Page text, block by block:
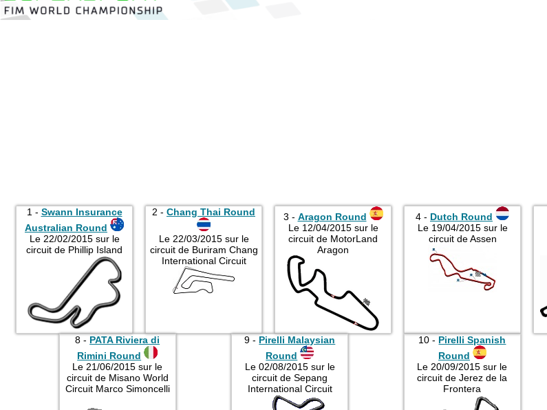
1 - Swann Insurance
Australian Round
Le 22/02/2015 sur le
circuit de Phillip Island
2 - Chang Thai Round
Le 22/03/2015 sur le
circuit de Buriram Chang
International Circuit
3 - Aragon Round
Le 12/04/2015 sur le
circuit de MotorLand
Aragon
4 - Dutch Round
Le 19/04/2015 sur le
circuit de Assen
8 - PATA Riviera di
Rimini Round
Le 21/06/2015 sur le
circuit de Misano World
Circuit Marco Simoncelli
9 - Pirelli Malaysian
Round
Le 02/08/2015 sur le
circuit de Sepang
International Circuit
10 - Pirelli Spanish
Round
Le 20/09/2015 sur le
circuit de Jerez de la
Frontera